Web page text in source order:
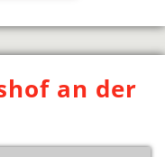
an der